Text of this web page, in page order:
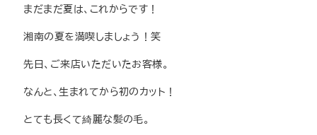
まだまだ夏は、これからです！
湘南の夏を満喫しましょう！笑
先日、ご来店いただいたお客様。
なんと、生まれてから初のカット！
とても長くて綺麗な髪の毛。